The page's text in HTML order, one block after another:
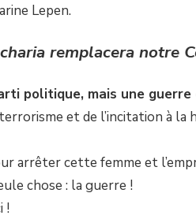
Lepen.
remplacera notre
politique, mais une
et de l’incitation à la
arrêter cette femme et
chose : la guerre !
!